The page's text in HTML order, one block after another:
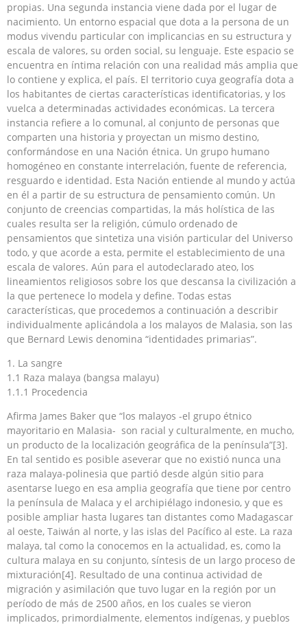
propias. Una segunda instancia viene dada por el lugar de
nacimiento. Un entorno espacial que dota a la persona de un
modus vivendu particular con implicancias en su estructura y
escala de valores, su orden social, su lenguaje. Este espacio se
encuentra en íntima relación con una realidad más amplia que
lo contiene y explica, el país. El territorio cuya geografía dota a
los habitantes de ciertas características identificatorias, y los
vuelca a determinadas actividades económicas. La tercera
instancia refiere a lo comunal, al conjunto de personas que
comparten una historia y proyectan un mismo destino,
conformándose en una Nación étnica. Un grupo humano
homogéneo en constante interrelación, fuente de referencia,
resguardo e identidad. Esta Nación entiende al mundo y actúa
en él a partir de su estructura de pensamiento común. Un
conjunto de creencias compartidas, la más holística de las
cuales resulta ser la religión, cúmulo ordenado de
pensamientos que sintetiza una visión particular del Universo
todo, y que acorde a esta, permite el establecimiento de una
escala de valores. Aún para el autodeclarado ateo, los
lineamientos religiosos sobre los que descansa la civilización a
la que pertenece lo modela y define. Todas estas
características, que procedemos a continuación a describir
individualmente aplicándola a los malayos de Malasia, son las
que Bernard Lewis denomina “identidades primarias”.
1. La sangre
1.1 Raza malaya (bangsa malayu)
1.1.1 Procedencia
Afirma James Baker que “los malayos -el grupo étnico
mayoritario en Malasia- son racial y culturalmente, en mucho,
un producto de la localización geográfica de la península”[3].
En tal sentido es posible aseverar que no existió nunca una
raza malaya-polinesia que partió desde algún sitio para
asentarse luego en esa amplia geografía que tiene por centro
la península de Malaca y el archipiélago indonesio, y que es
posible ampliar hasta lugares tan distantes como Madagascar
al oeste, Taiwán al norte, y las islas del Pacífico al este. La raza
malaya, tal como la conocemos en la actualidad, es, como la
cultura malaya en su conjunto, síntesis de un largo proceso de
mixturación[4]. Resultado de una continua actividad de
migración y asimilación que tuvo lugar en la región por un
período de más de 2500 años, en los cuales se vieron
implicados, primordialmente, elementos indígenas, y pueblos